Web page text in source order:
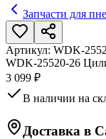
Запчасти для
Артикул: WDK-
WDK-25520-26
3 099 ₽
В наличии на
Доставка в